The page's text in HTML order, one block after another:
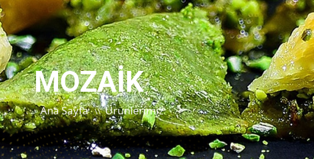
MOZAİK
Ana Sayfa \\ Ürünlerimiz